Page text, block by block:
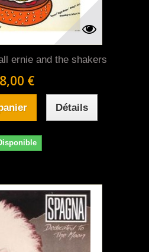
ernie and the shakers
8,00 €
Détails